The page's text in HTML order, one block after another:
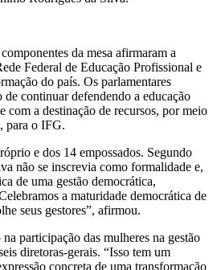
da mesa afirmaram a
Federal de Educação Profissional e
do país. Os parlamentares
continuar defendendo a educação
com a destinação de recursos, por meio
para o IFG.
e dos 14 empossados. Segundo
não se inscrevia como formalidade e,
de uma gestão democrática,
a maturidade democrática de
seus gestores”, afirmou.
participação das mulheres na gestão
diretoras-gerais. “Isso tem um
concreta de uma transformação